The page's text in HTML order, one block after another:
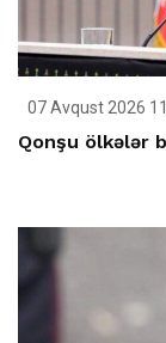
07 Avqust 2026
Qonşu ölkələr